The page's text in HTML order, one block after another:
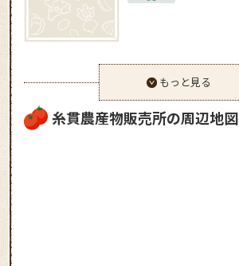
もっと見る
糸貫農産物販売所の周辺地図